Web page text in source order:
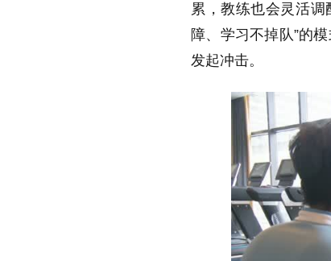
累，教练也会灵活调
障、学习不掉队”的
发起冲击。